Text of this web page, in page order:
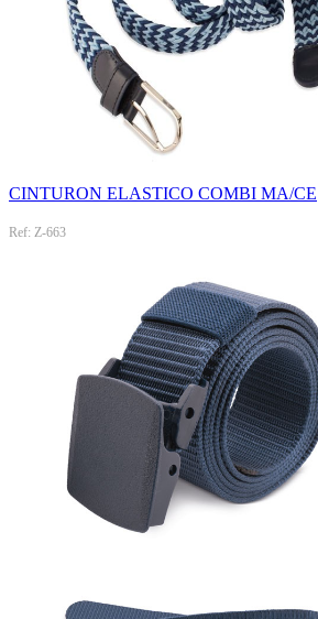
CINTURON ELASTICO COMBI MA/CE
Ref: Z-663